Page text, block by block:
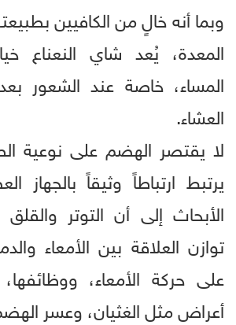
وبما أنه خالٍ من الكافيين
المعدة، يُعد شاي النعناع
المساء، خاصة عند الشعور
العشاء.
لا يقتصر الهضم على نوعية
يرتبط ارتباطاً وثيقاً بالجهاز
الأبحاث إلى أن التوتر
توازن العلاقة بين الأمعاء
على حركة الأمعاء،
أعراض مثل الغثيان، وعسر